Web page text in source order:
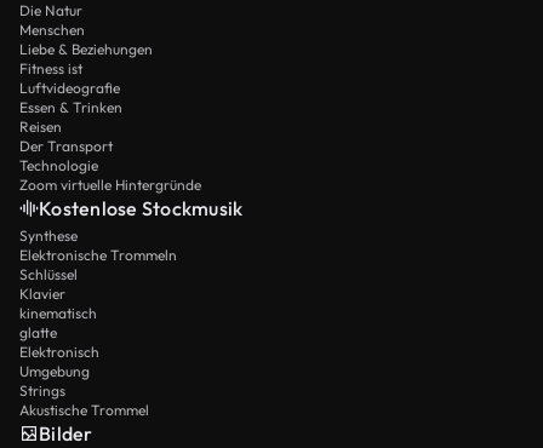
Die Natur
Menschen
Liebe & Beziehungen
Fitness ist
Luftvideografie
Essen & Trinken
Reisen
Der Transport
Technologie
Zoom virtuelle Hintergründe
Kostenlose Stockmusik
Synthese
Elektronische Trommeln
Schlüssel
Klavier
kinematisch
glatte
Elektronisch
Umgebung
Strings
Akustische Trommel
Bilder